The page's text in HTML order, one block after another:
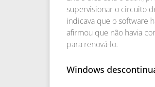
supervisionar o circuito
indicava que o software
afirmou que não havia
para renová-lo.
Windows